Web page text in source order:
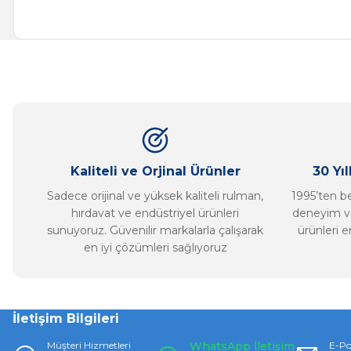
Ürün fiyatı diğer sitelerden daha pahalı.
Bu ürüne benzer farklı alternatifler olmalı.
Kaliteli ve Orjinal Ürünler
Sadece orijinal ve yüksek kaliteli rulman,
hırdavat ve endüstriyel ürünleri
sunuyoruz. Güvenilir markalarla çalışarak
en iyi çözümleri sağlıyoruz
30
1995’ten
deneyim
ürünleri
İletişim Bilgileri
Müşteri Hizmetleri WhatsApp İletişim E-